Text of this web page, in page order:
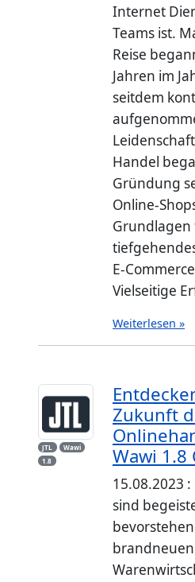
Internet
Teams ist.
Reise
Jahren im
seitdem
Handel
Gründung
Online-
Grundlagen
E-
Vielseitige
Weiterlesen »
JTL
Wawi
1.8
Zukunft
Wawi 1.8
15.08.2023
sind